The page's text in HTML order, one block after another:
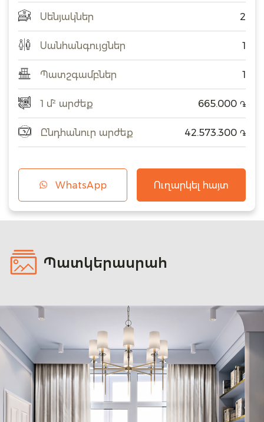
Սենյակներ 2
Սանհանգույցներ 1
Պատշգամբներ 1
1 մ² արժեք 665.000 ֏
Ընդհանուր արժեք 42.573.300 ֏
WhatsApp Ուղարկել հայտ
Պատկերասրահ